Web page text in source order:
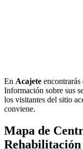
En Acajete
Información sobre sus
los visitantes del sitio
conviene.
Mapa de
Rehabilitación